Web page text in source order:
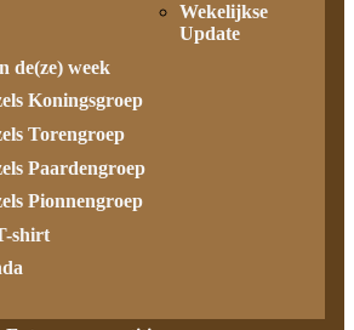
Wekelijkse
Update
de(ze) week
Koningsgroep
Torengroep
Paardengroep
Pionnengroep
shirt